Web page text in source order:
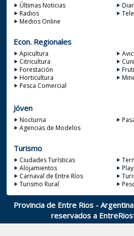
Últimas Noticias
Radios
Medios Online
Econ. Regionales
Apicultura
Citricultura
Forestación
Horticultura
Pesca Comercial
Jóven
Nocturna
Agencias de Modelos
Turismo
Ciudades Turísticas
Alojamientos
Carnaval de Entre Ríos
Turismo Rural
Provincia de Entre Rios -
reservados a